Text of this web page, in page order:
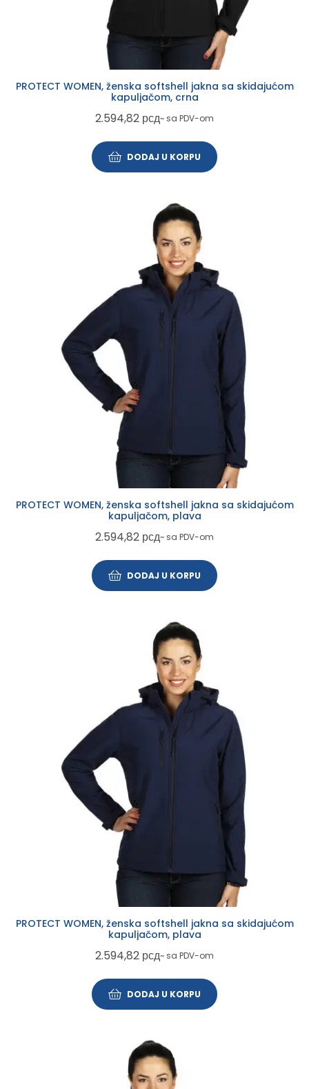
PROTECT WOMEN, ženska softshell jakna sa skidajućom
kapuljačom, crna
2.594,82 рсд~ sa PDV-om
DODAJ U KORPU
PROTECT WOMEN, ženska softshell jakna sa skidajućom
kapuljačom, plava
2.594,82 рсд~ sa PDV-om
DODAJ U KORPU
PROTECT WOMEN, ženska softshell jakna sa skidajućom
kapuljačom, plava
2.594,82 рсд~ sa PDV-om
DODAJ U KORPU